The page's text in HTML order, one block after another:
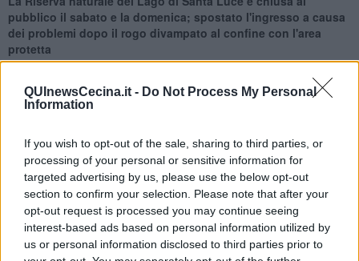
QUInewsCecina.it - Do Not Process My Personal
Information
If you wish to opt-out of the sale, sharing to third parties, or
processing of your personal or sensitive information for
targeted advertising by us, please use the below opt-out
section to confirm your selection. Please note that after your
opt-out request is processed you may continue seeing
interest-based ads based on personal information utilized by
us or personal information disclosed to third parties prior to
pubblico il sabato e la domenica; spostato l'ingresso a causa
dei problemi dopo il rogo divampato al confine con l'area
protetta
SANTA LUCE —La Riserva del Lago di Santa Luce rimane ancora
chiusa per ciò che riguarda l’apertura consueta al pubblico il sabato
e la domenica, in attesa dei sopralluoghi ARPAT e dell’ordinanza di
bonifica da parte del Comune. Ciò si rende necessario in seguito
all'incendio divampato lo scorso 7 agosto in un capannone di
un'azienda agricola al confine con la Riserva Naturale della Lipu.
La direzione della Riserva ha avuto "conferma dal Comune di